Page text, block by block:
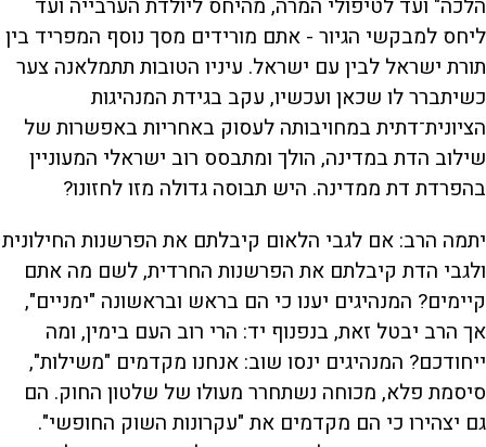
הלכה" ועד לטיפולי המרה, מהיחס ליולדת הערבייה ועד
ליחס למבקשי הגיור - אתם מורידים מסך נוסף המפריד בין
תורת ישראל לבין עם ישראל. עיניו הטובות תתמלאנה צער
כשיתברר לו שכאן ועכשיו, עקב בגידת המנהיגות
הציונית־דתית במחויבותה לעסוק באחריות באפשרות של
שילוב הדת במדינה, הולך ומתבסס רוב ישראלי המעוניין
בהפרדת דת ממדינה. היש תבוסה גדולה מזו לחזונו?
יתמה הרב: אם לגבי הלאום קיבלתם את הפרשנות החילונית
ולגבי הדת קיבלתם את הפרשנות החרדית, לשם מה אתם
קיימים? המנהיגים יענו כי הם בראש ובראשונה "ימניים",
אך הרב יבטל זאת, בנפנוף יד: הרי רוב העם בימין, ומה
ייחודכם? המנהיגים ינסו שוב: אנחנו מקדמים "משילות",
סיסמת פלא, מכוחה נשתחרר מעולו של שלטון החוק. הם
גם יצהירו כי הם מקדמים את "עקרונות השוק החופשי".